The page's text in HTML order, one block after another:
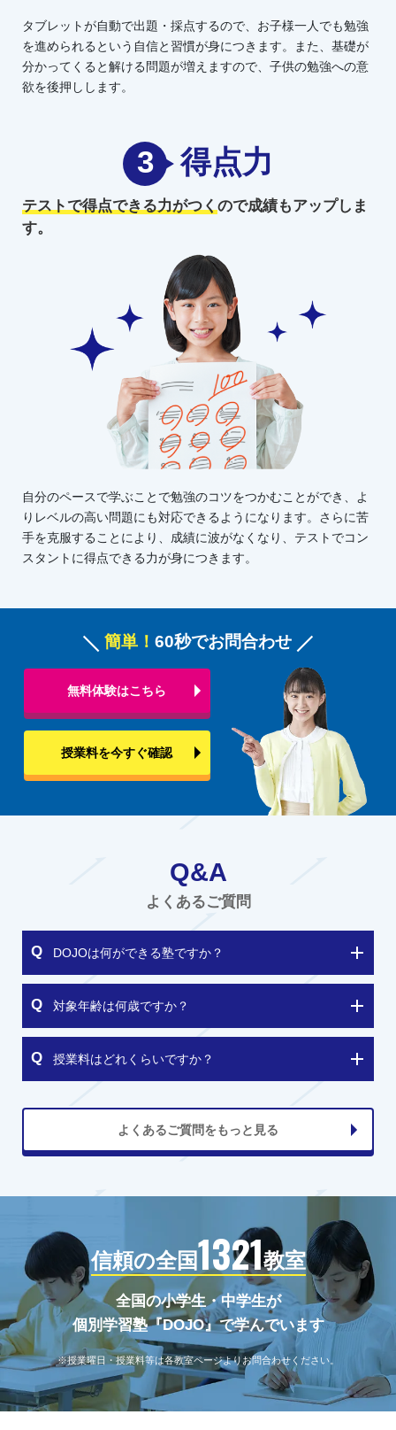
タブレットが自動で出題・採点するので、お子様一人でも勉強
を進められるという自信と習慣が身につきます。また、基礎が
分かってくると解ける問題が増えますので、子供の勉強への意
欲を後押しします。
3 得点力
テストで得点できる力がつくので成績もアップしま
す。
自分のペースで学ぶことで勉強のコツをつかむことができ、よ
りレベルの高い問題にも対応できるようになります。さらに苦
手を克服することにより、成績に波がなくなり、テストでコン
スタントに得点できる力が身につきます。
簡単！ 60秒でお問合わせ
無料体験はこちら
授業料を今すぐ確認
Q&A
よくあるご質問
DOJOは何ができる塾ですか？
対象年齢は何歳ですか？
授業料はどれくらいですか？
よくあるご質問をもっと見る
信頼の全国1321教室
全国の小学生・中学生が
個別学習塾『DOJO』で学んでいます
※授業曜日・授業料等は各教室ページよりお問合わせください。